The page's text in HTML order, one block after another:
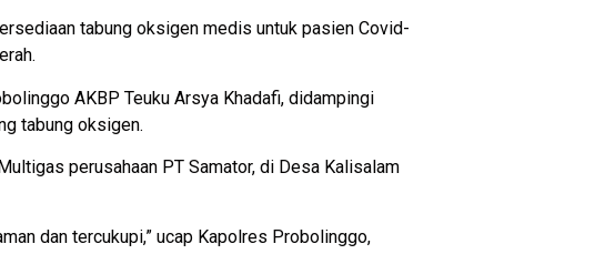
tabung oksigen medis untuk pasien Covid-
AKBP Teuku Arsya Khadafi, didampingi
tabung oksigen.
perusahaan PT Samator, di Desa Kalisalam
dan tercukupi,” ucap Kapolres Probolinggo,